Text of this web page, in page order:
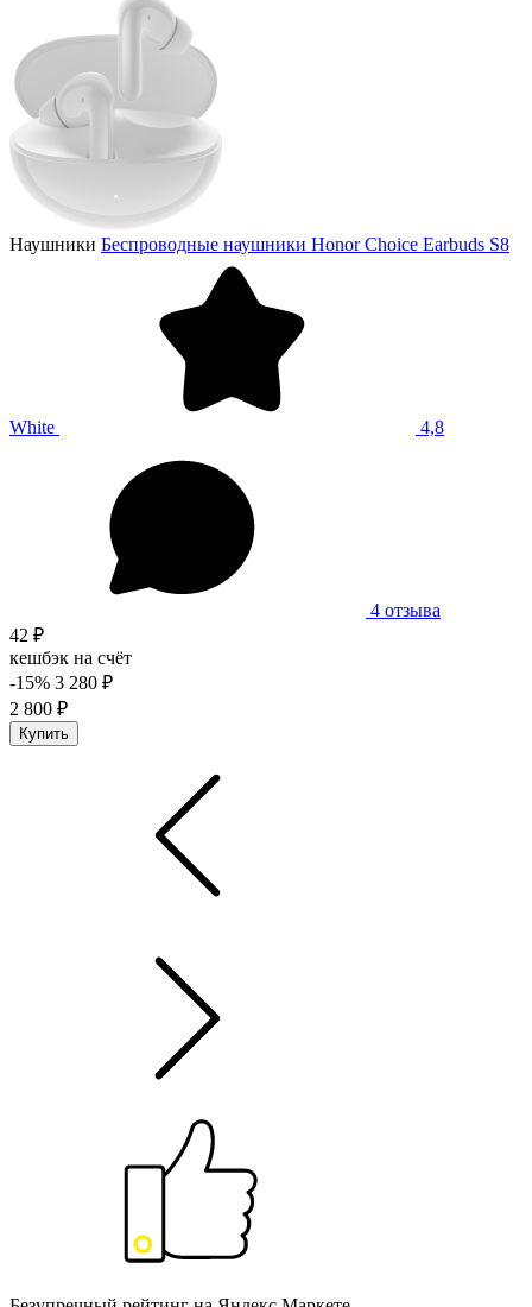
Наушники Беспроводные наушники Honor Choice Earbuds S8
White 4,8
4 отзыва
42 ₽
кешбэк на счёт
-15% 3 280 ₽
2 800 ₽
Купить